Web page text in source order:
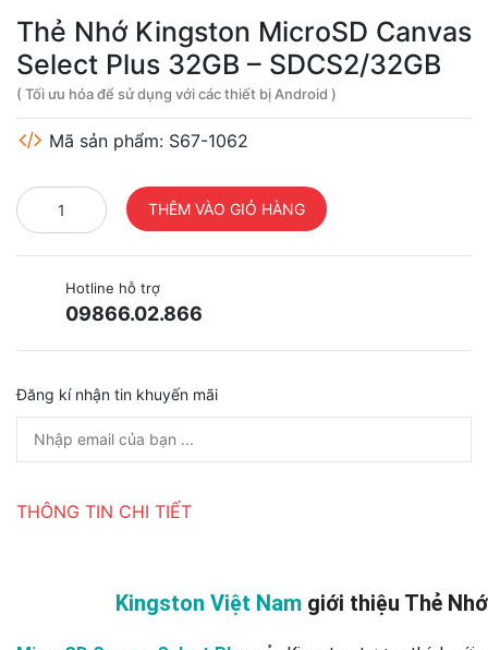
Thẻ Nhớ Kingston MicroSD Canvas
Select Plus 32GB – SDCS2/32GB
( Tối ưu hóa để sử dụng với các thiết bị Android )
Mã sản phẩm: S67-1062
Hotline hỗ trợ
09866.02.866
Đăng kí nhận tin khuyến mãi
THÔNG TIN CHI TIẾT
Kingston Việt Namgiới thiệu Thẻ